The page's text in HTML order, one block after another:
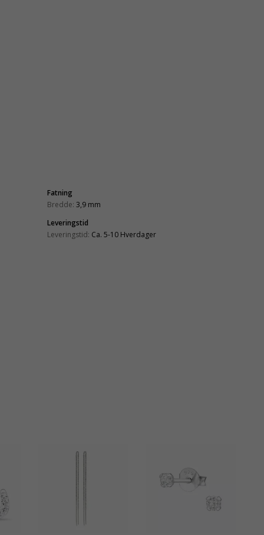
Fatning
Bredde: 3,9 mm
Leveringstid
Leveringstid: Ca. 5-10 Hverdager